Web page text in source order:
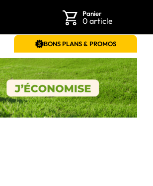
Panier
0 article
BONS PLANS & PROMOS